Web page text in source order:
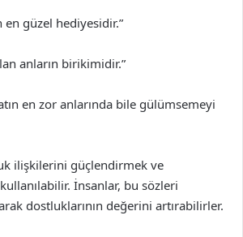
en güzel hediyesidir.”
anların birikimidir.”
en zor anlarında bile gülümsemeyi
ilişkilerini güçlendirmek ve
İnsanlar, bu sözleri
dostluklarının değerini artırabilirler.